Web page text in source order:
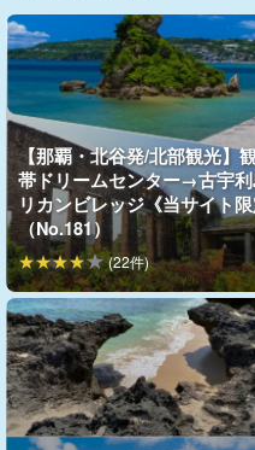
古
神話と愛の島、古宇利島。総
ます。透明なエメラルドの海
【那覇・北谷発/北部観光】
帯ドリームセンター→古宇
リカンビレッジ《当サイト
（No.181）
(22件)